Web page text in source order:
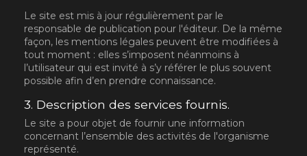
Le site est mis à jour régulièrement par le
responsable de publication pour l'éditeur. De la même
façon, les mentions légales peuvent être modifiées à
tout moment : elles s’imposent néanmoins à
l’utilisateur qui est invité à s’y référer le plus souvent
possible afin d’en prendre connaissance.
3. Description des services fournis.
Le site a pour objet de fournir une information
concernant l’ensemble des activités de l'organisme
représenté.